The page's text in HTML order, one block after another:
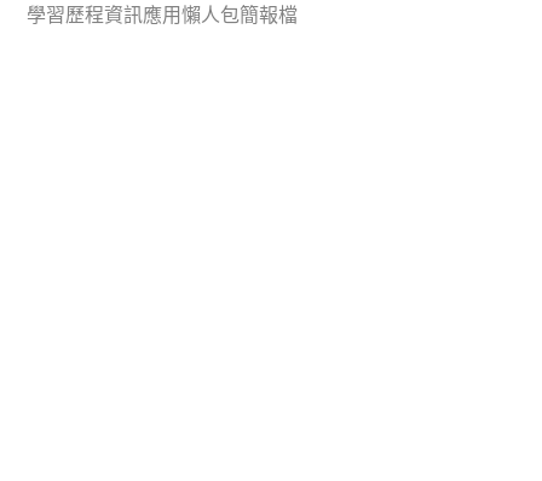
學習歷程資訊應用懶人包簡報檔